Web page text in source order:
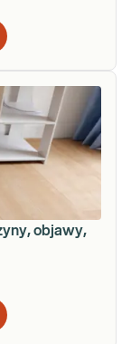
objawy,